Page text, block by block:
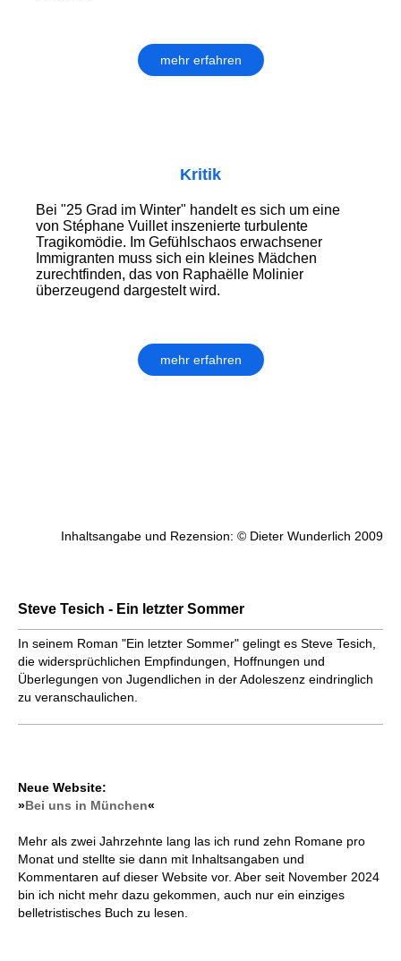
mehr erfahren
Kritik
Bei "25 Grad im Winter" handelt es sich um eine
von Stéphane Vuillet inszenierte turbulente
Tragikomödie. Im Gefühlschaos erwachsener
Immigranten muss sich ein kleines Mädchen
zurechtfinden, das von Raphaëlle Molinier
überzeugend dargestelt wird.
mehr erfahren
Inhaltsangabe und Rezension: © Dieter Wunderlich 2009
Steve Tesich - Ein letzter Sommer
In seinem Roman "Ein letzter Sommer" gelingt es Steve Tesich,
die widersprüchlichen Empfindungen, Hoffnungen und
Überlegungen von Jugendlichen in der Adoleszenz eindringlich
zu veranschaulichen.
Neue Website:
»Bei uns in München«
Mehr als zwei Jahrzehnte lang las ich rund zehn Romane pro
Monat und stellte sie dann mit Inhaltsangaben und
Kommentaren auf dieser Website vor. Aber seit November 2024
bin ich nicht mehr dazu gekommen, auch nur ein einziges
belletristisches Buch zu lesen.